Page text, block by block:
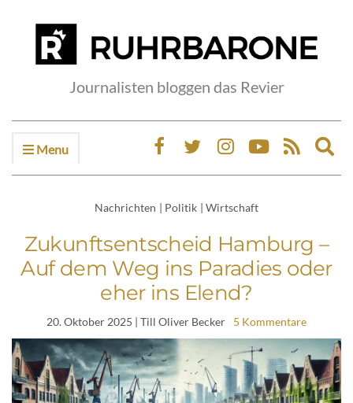
Journalisten bloggen das Revier
Menu
Nachrichten | Politik | Wirtschaft
Zukunftsentscheid Hamburg –
Auf dem Weg ins Paradies oder
eher ins Elend?
20. Oktober 2025 | Till Oliver Becker 5 Kommentare